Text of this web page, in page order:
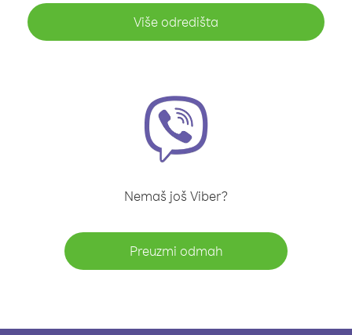
Više odredišta
Nemaš još Viber?
Preuzmi odmah